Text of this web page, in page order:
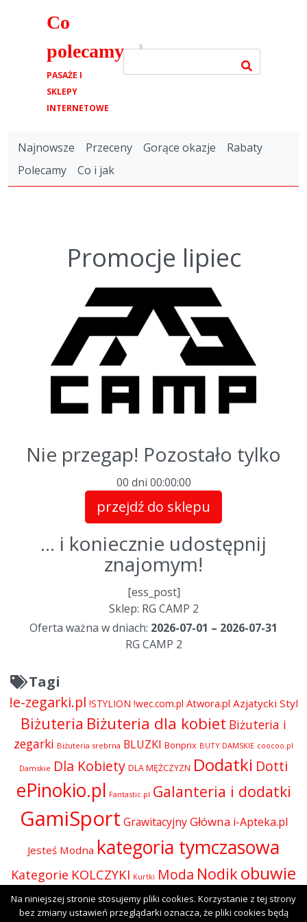
Co
polecamy.pl
PASAŻE I
SKLEPY
INTERNETOWE
Najnowsze Przeceny Gorące okazje
Rabaty
Polecamy
Co i jak
Promocje lipiec
Nie przegap! Pozostało tylko
00 dni 00:00:00
przejdź do sklepu
... i koniecznie udostępnij
znajomym!
[ess_post]
Sklep: RG CAMP 2
Oferta ważna w dniach: 2026-07-01 – 2026-07-31
RG CAMP 2
Tagi
!e-zegarki.pl !STYLION !wec.com.pl Atwora.pl Azjatycki Styl
Biżuteria Biżuteria dla kobiet Biżuteria i
zegarki Biżuteria srebrna BLUZKI Bonprix BUTY DAMSKIE coocoo.pl
Damskie Dla Kobiety DLA MĘŻCZYZN Dodatki Dotti
ePinokio.pl Fantastic.pl Galanteria i dodatki
GamiSport Grawitacyjny Główna i-Apteka.pl
Jesteś Modna kategoria tymczasowa
Kategorie KOLCZYKI Kurtki Moda Nodik obuwie
Odzież Okulary Olive.pl Perfumy Perfumy i kosmetyki
Na niniejszej stronie stosujemy pliki cookies. Korzystanie z tej strony
bez zmiany ustawień przeglądarki oznacza, że pliki cookies będą